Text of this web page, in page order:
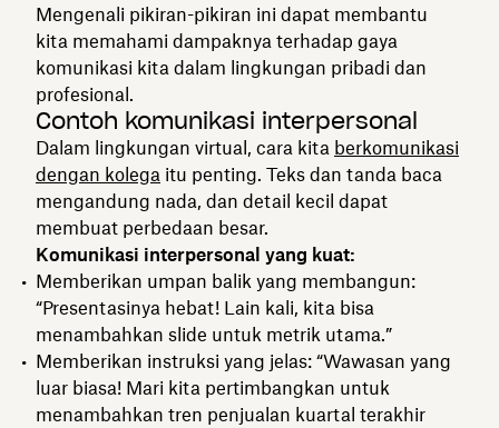
Mengenali pikiran-pikiran ini dapat membantu
kita memahami dampaknya terhadap gaya
komunikasi kita dalam lingkungan pribadi dan
profesional.
Contoh komunikasi interpersonal
Dalam lingkungan virtual, cara kita berkomunikasi
dengan kolega itu penting. Teks dan tanda baca
mengandung nada, dan detail kecil dapat
membuat perbedaan besar.
Komunikasi interpersonal yang kuat:
Memberikan umpan balik yang membangun:
“Presentasinya hebat! Lain kali, kita bisa
menambahkan slide untuk metrik utama.”
Memberikan instruksi yang jelas: “Wawasan yang
luar biasa! Mari kita pertimbangkan untuk
menambahkan tren penjualan kuartal terakhir